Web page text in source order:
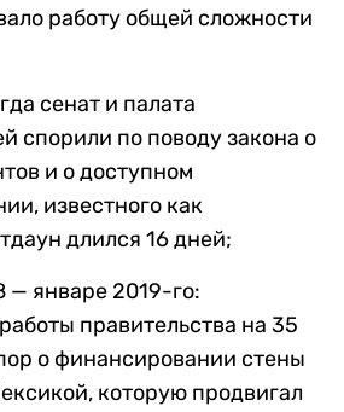
работу общей сложности
сенат и палата
спорили по поводу закона о
и о доступном
известного как
длился 16 дней;
— январе 2019-го:
правительства на 35
о финансировании стены
которую продвигал